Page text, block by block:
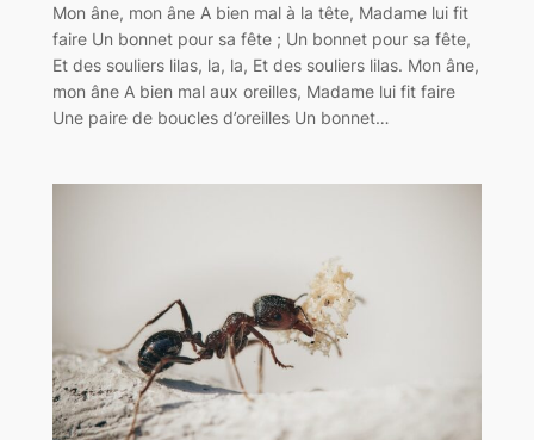
Mon âne, mon âne A bien mal à la tête, Madame lui fit
faire Un bonnet pour sa fête ; Un bonnet pour sa fête,
Et des souliers lilas, la, la, Et des souliers lilas. Mon âne,
mon âne A bien mal aux oreilles, Madame lui fit faire
Une paire de boucles d’oreilles Un bonnet…